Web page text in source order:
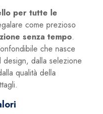
per tutte le
come prezioso
senza tempo.
che nasce
dalla selezione
qualità della